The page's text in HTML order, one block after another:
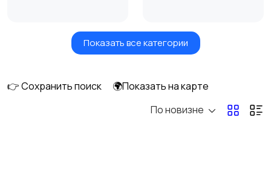
Умные часы и
Стационарные
Запчасти
Показать все категории
👉 Сохранить поиск
🌍Показать на карте
По новизне